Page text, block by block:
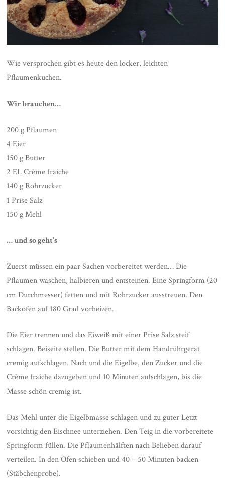
Wie versprochen gibt es heute den locker, leichten
Pflaumenkuchen.
Wir brauchen…
200 g Pflaumen
4 Eier
150 g Butter
2 EL Crème fraîche
140 g Rohrzucker
1 Prise Salz
150 g Mehl
… und so geht’s
Zuerst müssen ein paar Sachen vorbereitet werden… Die
Pflaumen waschen, halbieren und entsteinen. Eine Springform (20
cm Durchmesser) fetten und mit Rohrzucker ausstreuen. Den
Backofen auf 180 Grad vorheizen.
Die Eier trennen und das Eiweiß mit einer Prise Salz steif
schlagen. Beiseite stellen. Die Butter mit dem Handrührgerät
cremig aufschlagen. Nach und die Eigelbe, den Zucker und die
Crème fraîche dazugeben und 10 Minuten aufschlagen, bis die
Masse schön cremig ist.
Das Mehl unter die Eigelbmasse schlagen und zu guter Letzt
vorsichtig den Eischnee unterziehen. Den Teig in die vorbereitete
Springform füllen. Die Pflaumenhälften nach Belieben darauf
verteilen. In den Ofen schieben und 40 – 50 Minuten backen
(Stäbchenprobe).